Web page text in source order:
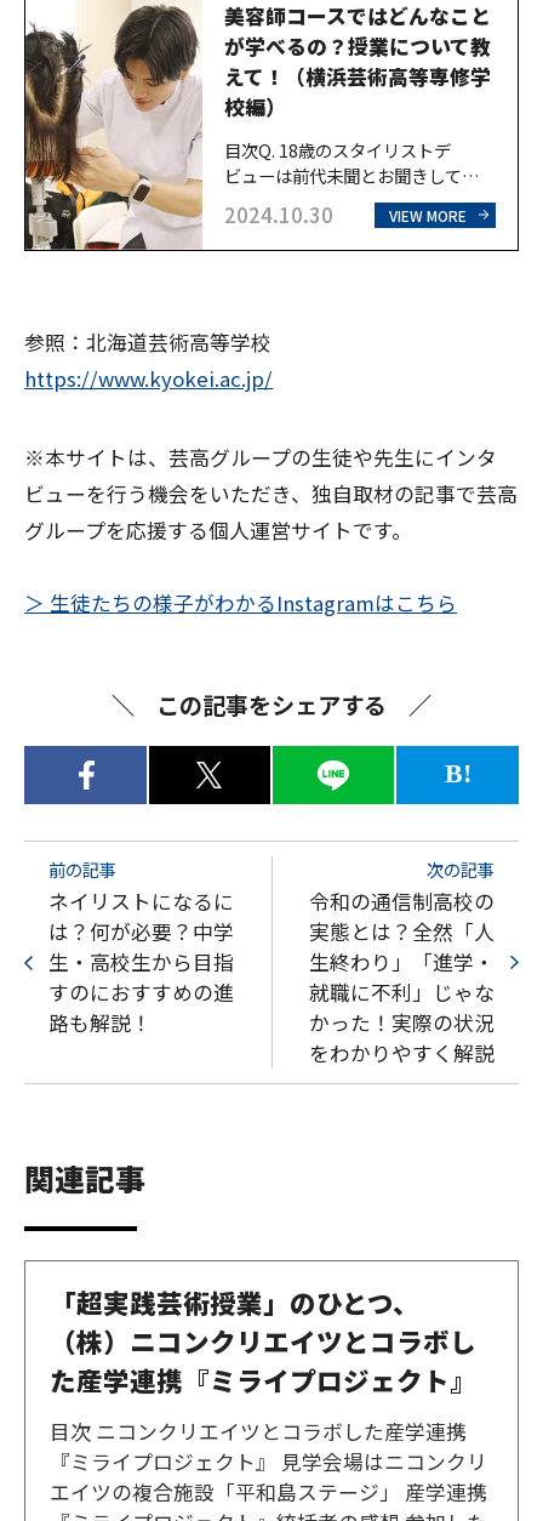
美容師コースではどんなこと
が学べるの？授業について教
えて！（横浜芸術高等専修学
校編）
目次Q. 18歳のスタイリストデ
ビューは前代未聞とお聞きしていま
す、今後の展望を教えてください。
Q. どんな努力をして夢に近づいた
か教えてください。Q. それでは美
業について簡単でよいので教えてく
ださい。Q. 解説ありがとうござい
ます、 横芸で学び1番身についたこ
Q. …
2024.10.30 VIEW MORE
参照：北海道芸術高等学校
https://www.kyokei.ac.jp/
※本サイトは、芸高グループの生徒や先生にインタ
ビューを行う機会をいただき、独自取材の記事で芸高
グループを応援する個人運営サイトです。
＞ 生徒たちの様子がわかるInstagramはこちら
この記事をシェアする
B!
前の記事
ネイリストになるに
は？何が必要？中学
生・高校生から目指
すのにおすすめの進
路も解説！
次の記事
令和の通信制高校の
実態とは？全然「人
生終わり」「進学・
就職に不利」じゃな
かった！実際の状況
をわかりやすく解説
関連記事
「超実践芸術授業」のひとつ、
（株）ニコンクリエイツとコラボし
た産学連携『ミライプロジェクト』
目次 ニコンクリエイツとコラボした産学連携
『ミライプロジェクト』 見学会場はニコンクリ
エイツの複合施設「平和島ステージ」 産学連携